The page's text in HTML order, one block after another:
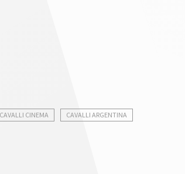
CAVALLI CINEMA CAVALLI ARGENTINA